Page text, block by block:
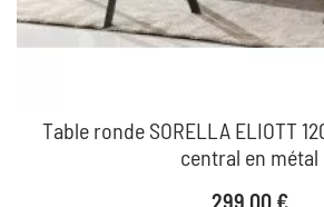
Table ronde SORELLA ELIOTT
central en métal
Prix
299,00 €